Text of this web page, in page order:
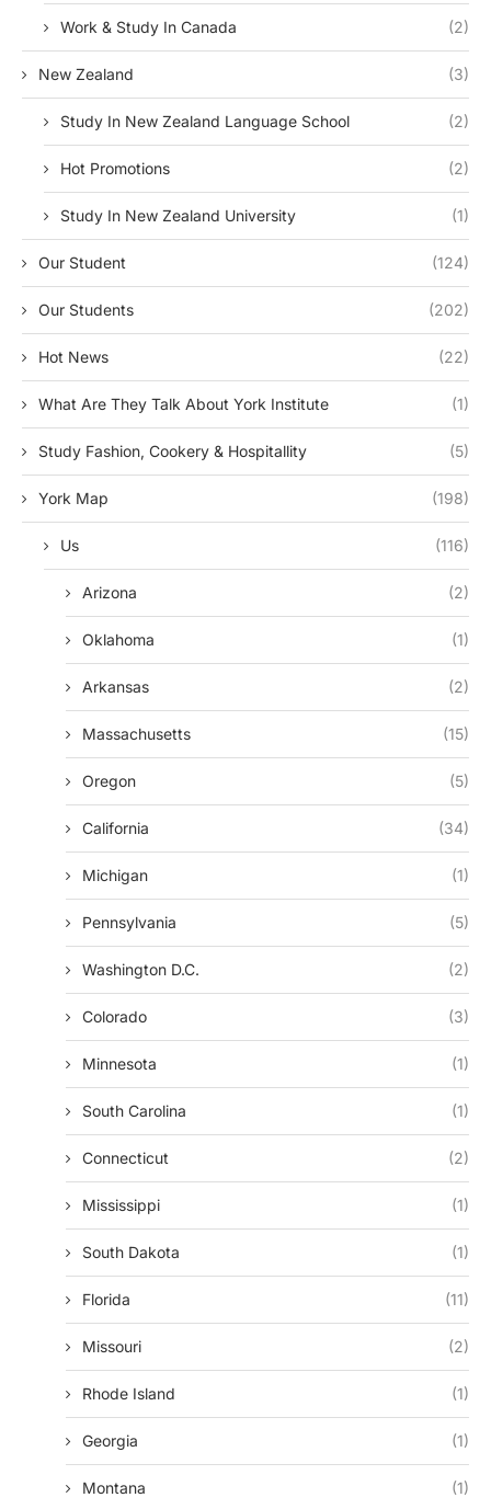
Work & Study In Canada (2)
New Zealand (3)
Study In New Zealand Language School (2)
Hot Promotions (2)
Study In New Zealand University (1)
Our Student (124)
Our Students (202)
Hot News (22)
What Are They Talk About York Institute (1)
Study Fashion, Cookery & Hospitallity (5)
York Map (198)
Us (116)
Arizona (2)
Oklahoma (1)
Arkansas (2)
Massachusetts (15)
Oregon (5)
California (34)
Michigan (1)
Pennsylvania (5)
Washington D.c. (2)
Colorado (3)
Minnesota (1)
South Carolina (1)
Connecticut (2)
Mississippi (1)
South Dakota (1)
Florida (11)
Missouri (2)
Rhode Island (1)
Georgia (1)
Montana (1)